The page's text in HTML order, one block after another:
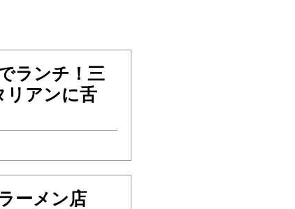
ランチ！三
リアンに舌
ーメン店